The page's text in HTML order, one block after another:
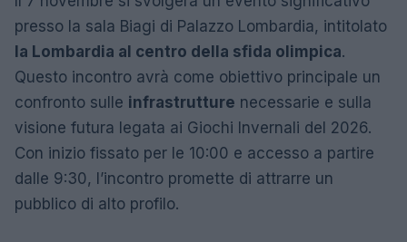
presso la sala Biagi di Palazzo Lombardia, intitolato
la Lombardia al centro della sfida olimpica.
Questo incontro avrà come obiettivo principale un
confronto sulle infrastrutture necessarie e sulla
visione futura legata ai Giochi Invernali del 2026.
Con inizio fissato per le 10:00 e accesso a partire
dalle 9:30, l’incontro promette di attrarre un
pubblico di alto profilo.